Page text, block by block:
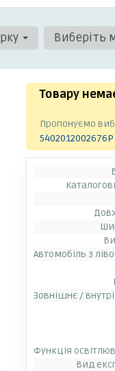
Виберіть
Товару
Пропонуємо
Вид